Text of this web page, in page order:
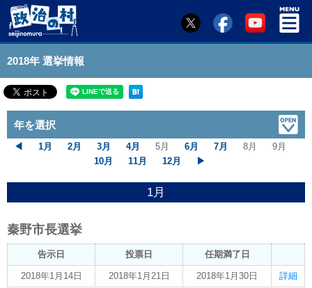
2018年 選挙情報
年を選択
◀ 1月 2月 3月 4月 5月 6月 7月 8月
9月
10月
11月 12月 ▶︎
1月
秦野市長選挙
告示日 投票日 任期満了日
2018年1月14日 2018年1月21日 2018年1月30日 詳細